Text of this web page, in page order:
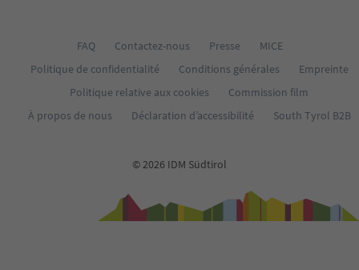
FAQ Contactez-nous Presse
MICE
Politique de confidentialité
Conditions générales
Empreinte
Politique relative aux cookies
Commission film
À propos de nous
Déclaration d’accessibilité South Tyrol B2B
© 2026 IDM Südtirol